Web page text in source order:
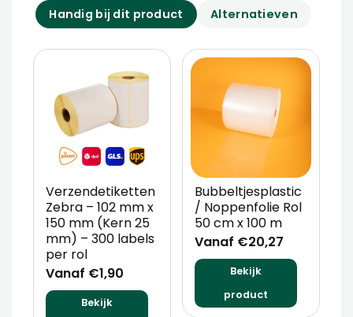
Handig bij dit product Alternatieven
Verzendetiketten
Zebra – 102 mm x
150 mm (Kern 25
mm) – 300 labels
per rol
Vanaf €1,90
Bekijk
Bubbeltjesplastic
/ Noppenfolie Rol
50 cm x 100 m
Vanaf €20,27
Bekijk
product